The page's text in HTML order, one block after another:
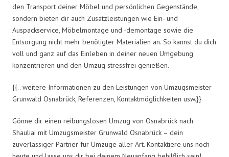
den Transport deiner Möbel und persönlichen Gegenstände,
sondern bieten dir auch Zusatzleistungen wie Ein- und
Auspackservice, Möbelmontage und -demontage sowie die
Entsorgung nicht mehr benötigter Materialien an. So kannst du dich
voll und ganz auf das Einleben in deiner neuen Umgebung
konzentrieren und den Umzug stressfrei genießen.
{{.. weitere Informationen zu den Leistungen von Umzugsmeister
Grunwald Osnabrück, Referenzen, Kontaktmöglichkeiten usw.}}
Gönne dir einen reibungslosen Umzug von Osnabrück nach
Shauliai mit Umzugsmeister Grunwald Osnabrück – dein
zuverlässiger Partner für Umzüge aller Art. Kontaktiere uns noch